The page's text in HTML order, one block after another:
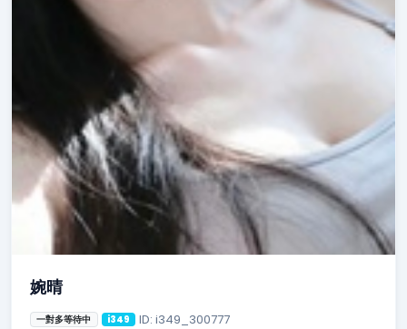
婉晴
一對多等待中 i349 ID: i349_300777